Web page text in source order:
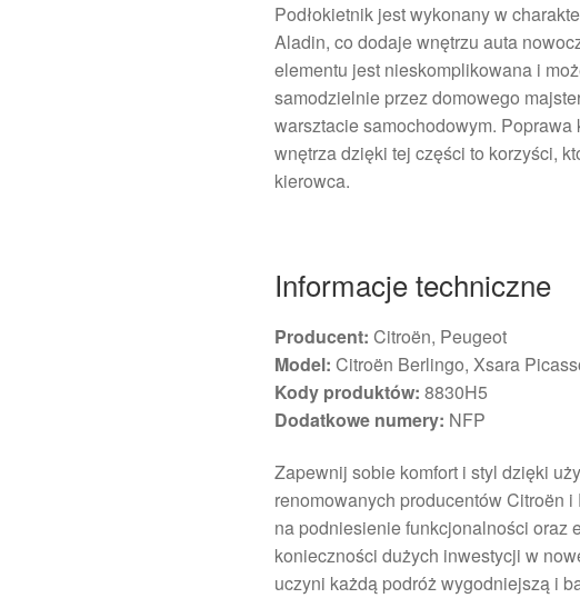
Podłokietnik jest wykonany w
Aladin, co dodaje wnętrzu auta
elementu jest nieskomplikowana i
samodzielnie przez domowego
warsztacie samochodowym. Poprawa
wnętrza dzięki tej części to korzyści,
kierowca.
Informacje techniczne
Producent: Citroën, Peugeot
Model: Citroën Berlingo, Xsara
Kody produktów: 8830H5
Dodatkowe numery: NFP
Zapewnij sobie komfort i styl dzięki
renomowanych producentów Citroën
na podniesienie funkcjonalności oraz
konieczności dużych inwestycji w
uczyni każdą podróż wygodniejszą i